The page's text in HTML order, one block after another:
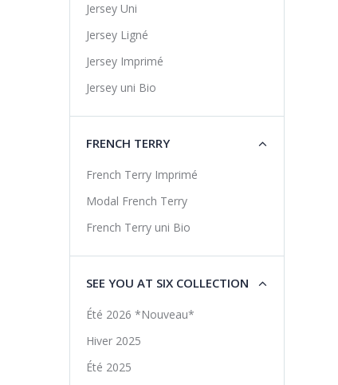
Jersey Uni
Jersey Ligné
Jersey Imprimé
Jersey uni Bio
FRENCH TERRY
French Terry Imprimé
Modal French Terry
French Terry uni Bio
SEE YOU AT SIX COLLECTION
Été 2026 *Nouveau*
Hiver 2025
Été 2025